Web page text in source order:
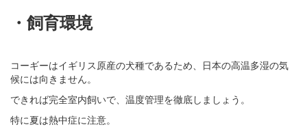
・飼育環境
コーギーはイギリス原産の犬種であるため、日本の高温多湿の気
候には向きません。
できれば完全室内飼いで、温度管理を徹底しましょう。
特に夏は熱中症に注意。